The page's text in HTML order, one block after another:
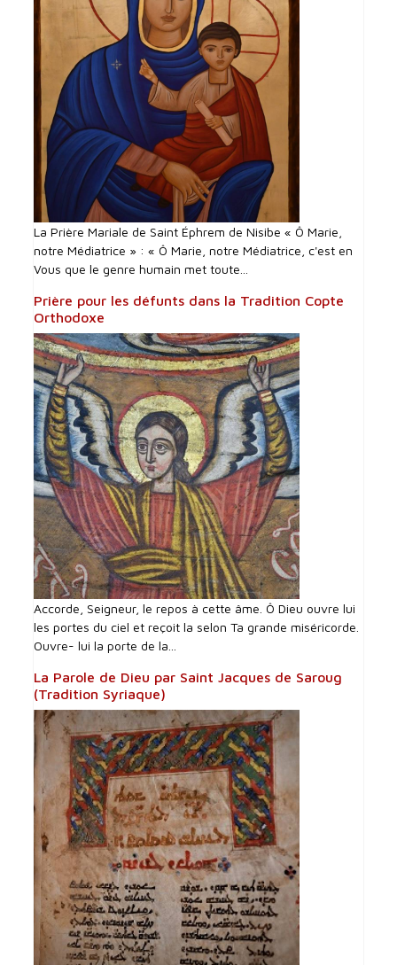
La Prière Mariale de Saint Éphrem de Nisibe « Ô Marie,
notre Médiatrice » : « Ô Marie, notre Médiatrice, c'est en
Vous que le genre humain met toute...
Prière pour les défunts dans la Tradition Copte
Orthodoxe
Accorde, Seigneur, le repos à cette âme. Ô Dieu ouvre lui
les portes du ciel et reçoit la selon Ta grande miséricorde.
Ouvre- lui la porte de la...
La Parole de Dieu par Saint Jacques de Saroug
(Tradition Syriaque)